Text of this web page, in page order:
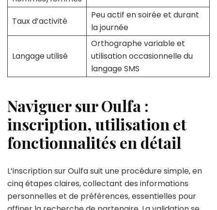
Taux d’activité
Peu actif en soirée et durant
la journée
Langage utilisé
Orthographe variable et
utilisation occasionnelle du
langage SMS
Naviguer sur Oulfa :
inscription, utilisation et
fonctionnalités en détail
L’inscription sur Oulfa suit une procédure simple, en
cinq étapes claires, collectant des informations
personnelles et de préférences, essentielles pour